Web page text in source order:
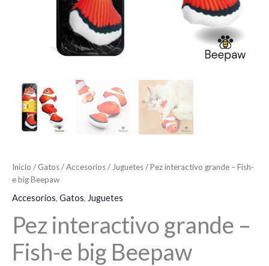
Inicio / Gatos/Accesorios/ Juguetes/ Pez interactivo grande – Fish-
e big Beepaw
Accesorios, Gatos, Juguetes
Pez interactivo grande –
Fish-e big Beepaw